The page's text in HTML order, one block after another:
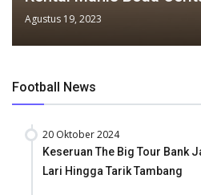
Agustus 19, 2023
Football News
20 Oktober 2024
Keseruan The Big Tour Bank
Lari Hingga Tarik Tambang